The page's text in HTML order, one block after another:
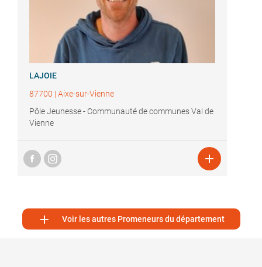
LAJOIE
87700 | Aixe-sur-Vienne
Pôle Jeunesse - Communauté de communes Val de
Vienne

 Voir les autres Promeneurs du département